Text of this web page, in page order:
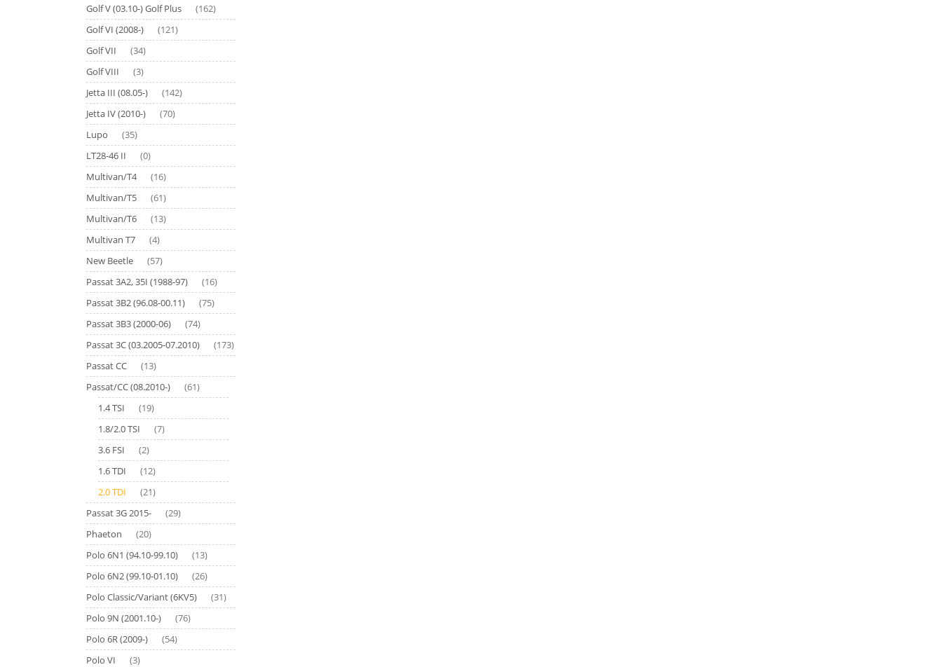
Golf V (03.10-) Golf Plus (162)
Golf VI (2008-) (121)
Golf VII (34)
Golf VIII (3)
Jetta III (08.05-) (142)
Jetta IV (2010-) (70)
Lupo (35)
LT28-46 II (0)
Multivan/T4 (16)
Multivan/T5 (61)
Multivan/T6 (13)
Multivan T7 (4)
New Beetle (57)
Passat 3A2, 35I (1988-97) (16)
Passat 3B2 (96.08-00.11) (75)
Passat 3B3 (2000-06) (74)
Passat 3C (03.2005-07.2010) (173)
Passat CC (13)
Passat/CC (08.2010-) (61)
1.4 TSI (19)
1.8/2.0 TSI (7)
3.6 FSI (2)
1.6 TDI (12)
2.0 TDI (21)
Passat 3G 2015- (29)
Phaeton (20)
Polo 6N1 (94.10-99.10) (13)
Polo 6N2 (99.10-01.10) (26)
Polo Classic/Variant (6KV5) (31)
Polo 9N (2001.10-) (76)
Polo 6R (2009-) (54)
Polo VI (3)